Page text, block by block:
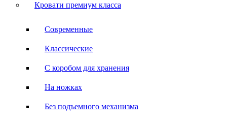
Кровати премиум класса
Современные
Классические
С коробом для хранения
На ножках
Без подъемного механизма